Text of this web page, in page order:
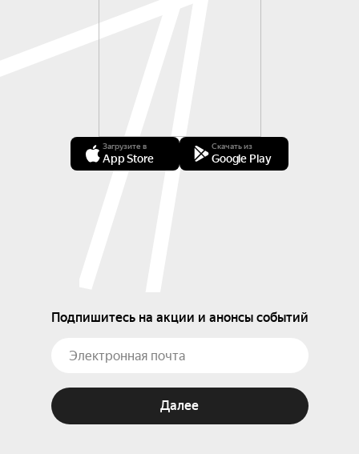
Загрузите в
App Store
Скачать из
Google Play
Подпишитесь на акции и анонсы событий
Далее